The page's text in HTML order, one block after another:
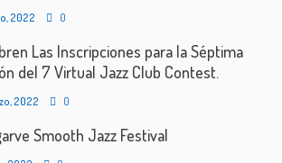
2022 0
Las Inscripciones para la Séptima
del 7 Virtual Jazz Club Contest.
2022 0
Smooth Jazz Festival